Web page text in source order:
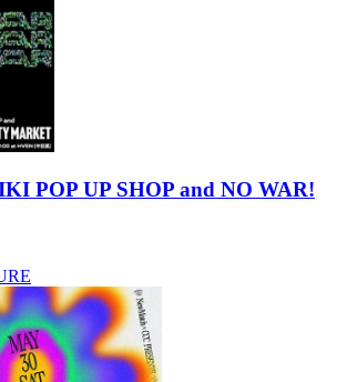
POP UP SHOP and NO WAR!